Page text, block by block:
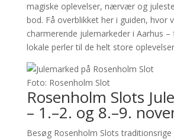
magiske oplevelser, nærvær og
bod. Få overblikket her i guiden, hvor
charmerende julemarkeder i Aarhus –
lokale perler til de helt store
Foto: Rosenholm Slot
Rosenholm Slots
– 1.–2. og 8.–9.
Besøg Rosenholm Slots